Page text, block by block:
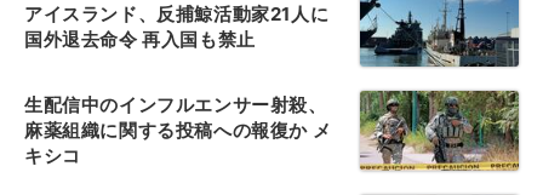
アイスランド、反捕鯨活動家21人に
国外退去命令 再入国も禁止
生配信中のインフルエンサー射殺、
麻薬組織に関する投稿への報復か メ
キシコ